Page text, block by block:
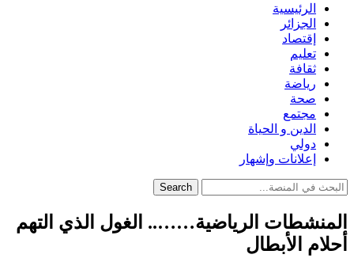
الرئيسية
الجزائر
إقتصاد
تعليم
ثقافة
رياضة
صحة
مجتمع
الدين و الحياة
دولي
إعلانات وإشهار
Search
المنشطات الرياضية…….. الغول الذي التهم
أحلام الأبطال